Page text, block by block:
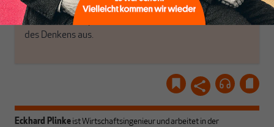
aus den schmaler
werdenden Leitplanken
des Denkens aus.
hiereinloggen!
Eckhard Plinke ist Wirtschaftsingenieur und arbeitet in der